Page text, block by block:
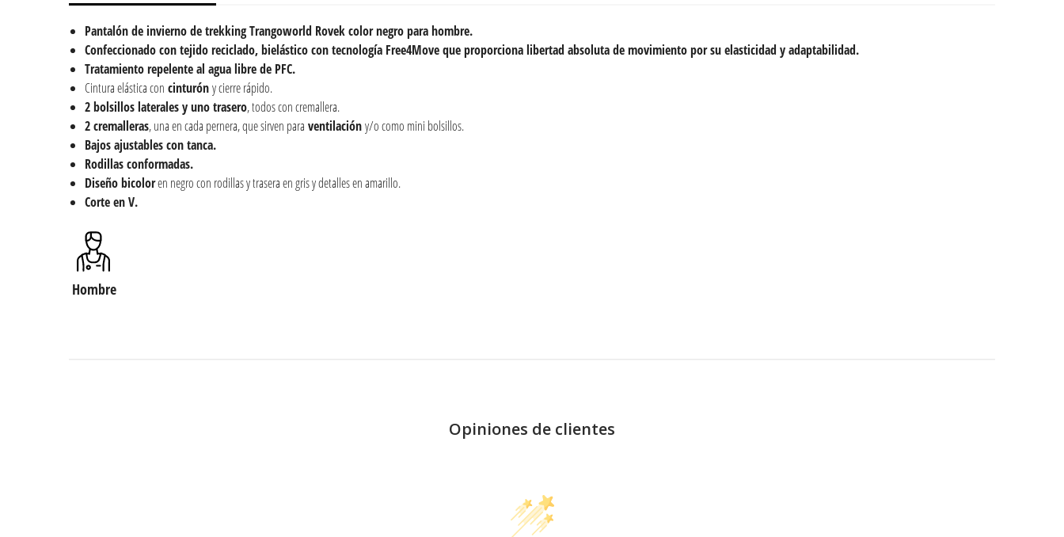
Pantalón de invierno de trekking Trangoworld Rovek color negro para hombre.
Confeccionado con tejido reciclado,bielástico con tecnología Free4Move que proporciona libertad absoluta de movimiento por su elasticidad y adaptabilidad.
Tratamiento repelente al agua libre de PFC.
Cintura elástica con cinturóny cierre rápido.
2 bolsillos laterales y uno trasero, todos con cremallera.
2 cremalleras, una en cada pernera, que sirven para ventilacióny/o como mini bolsillos.
Bajos ajustables con tanca.
Rodillas conformadas.
Diseño bicoloren negro con rodillas y trasera en gris y detalles en amarillo.
Corte en V.
Hombre
Opiniones de clientes